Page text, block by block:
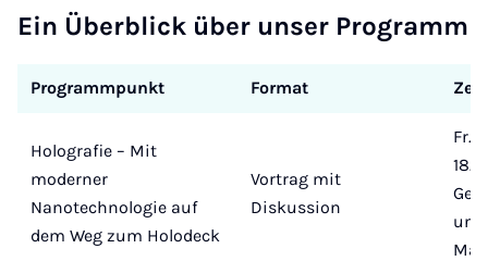
Ein Überblick über unser Programm
Programmpunkt Format
Holografie – Mit
moderner
Nanotechnologie auf
dem Weg zum Holodeck
Vortrag mit
Diskussion
Fr.,